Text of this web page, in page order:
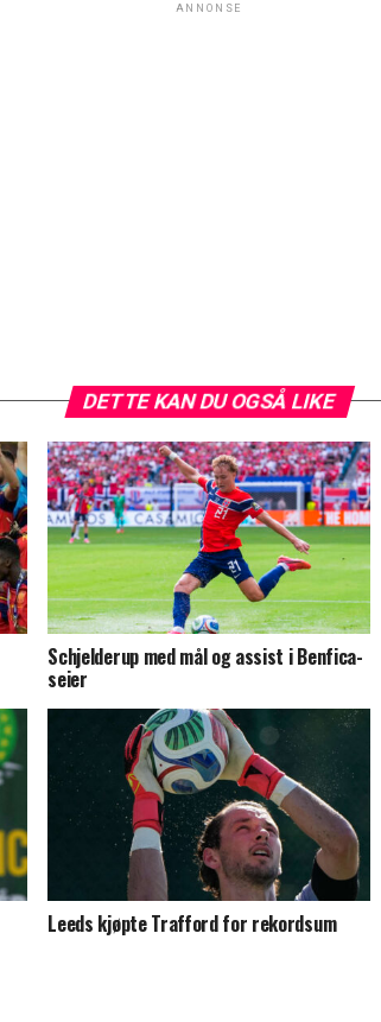
ANNONSE
DETTE KAN DU OGSÅ LIKE
Schjelderup med mål og assist i Benfica-
seier
Leeds kjøpte Trafford for rekordsum